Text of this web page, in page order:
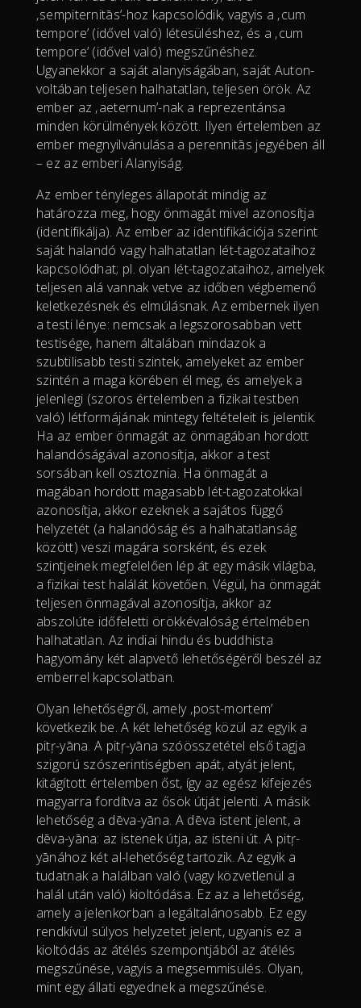
‚sempiternitās’-hoz kapcsolódik, vagyis a ‚cum
tempore’ (idővel való) létesüléshez, és a ‚cum
tempore’ (idővel való) megszűnéshez.
Ugyanekkor a saját alanyiságában, saját Auton-
voltában teljesen halhatatlan, teljesen örök. Az
ember az ‚aeternum’-nak a reprezentánsa
minden körülmények között. Ilyen értelemben az
ember megnyilvánulása a perennitās jegyében áll
– ez az emberi Alanyiság.
Az ember tényleges állapotát mindig az
határozza meg, hogy önmagát mivel azonosítja
(identifikálja). Az ember az identifikációja szerint
saját halandó vagy halhatatlan lét-tagozataihoz
kapcsolódhat; pl. olyan lét-tagozataihoz, amelyek
teljesen alá vannak vetve az időben végbemenő
keletkezésnek és elmúlásnak. Az embernek ilyen
a testi lénye: nemcsak a legszorosabban vett
testisége, hanem általában mindazok a
szubtilisabb testi szintek, amelyeket az ember
szintén a maga körében él meg, és amelyek a
jelenlegi (szoros értelemben a fizikai testben
való) létformájának mintegy feltételeit is jelentik.
Ha az ember önmagát az önmagában hordott
halandóságával azonosítja, akkor a test
sorsában kell osztoznia. Ha önmagát a
magában hordott magasabb lét-tagozatokkal
azonosítja, akkor ezeknek a sajátos függő
helyzetét (a halandóság és a halhatatlanság
között) veszi magára sorsként, és ezek
szintjeinek megfelelően lép át egy másik világba,
a fizikai test halálát követően. Végül, ha önmagát
teljesen önmagával azonosítja, akkor az
abszolúte időfeletti örökkévalóság értelmében
halhatatlan. Az indiai hindu és buddhista
hagyomány két alapvető lehetőségéről beszél az
emberrel kapcsolatban.
Olyan lehetőségről, amely ‚post-mortem’
következik be. A két lehetőség közül az egyik a
pitŗ-yāna. A pitŗ-yāna szóösszetétel első tagja
szigorú szószerintiségben apát, atyát jelent,
kitágított értelemben őst, így az egész kifejezés
magyarra fordítva az ősök útját jelenti. A másik
lehetőség a dēva-yāna. A dēva istent jelent, a
dēva-yāna: az istenek útja, az isteni út. A pitŗ-
yānához két al-lehetőség tartozik. Az egyik a
tudatnak a halálban való (vagy közvetlenül a
halál után való) kioltódása. Ez az a lehetőség,
amely a jelenkorban a legáltalánosabb. Ez egy
rendkívül súlyos helyzetet jelent, ugyanis ez a
kioltódás az átélés szempontjából az átélés
megszűnése, vagyis a megsemmisülés. Olyan,
mint egy állati egyednek a megszűnése.